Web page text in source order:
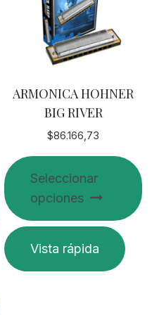
ARMONICA HOHNER
BIG RIVER
$86.166,73
Seleccionar
opciones
Este
producto
tiene
Vista rápida